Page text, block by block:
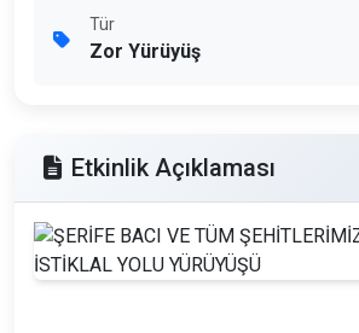
Tür
Zor Yürüyüş
Etkinlik Açıklaması